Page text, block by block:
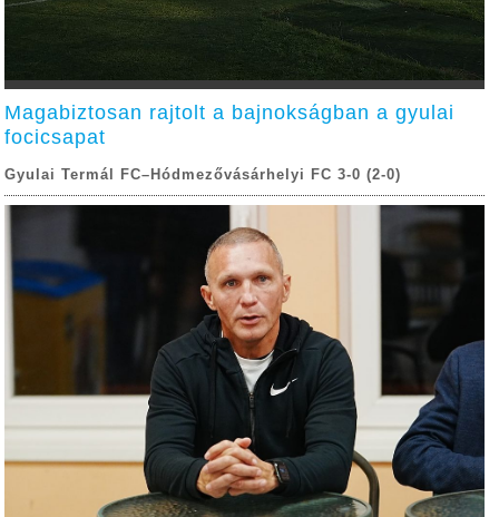
Magabiztosan rajtolt a bajnokságban a gyulai
focicsapat
Gyulai Termál FC–Hódmezővásárhelyi FC 3-0 (2-0)